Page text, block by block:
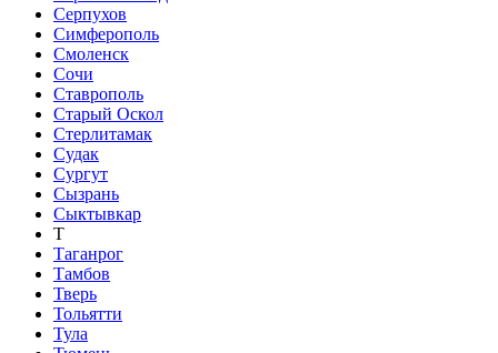
Серпухов
Симферополь
Смоленск
Сочи
Ставрополь
Старый Оскол
Стерлитамак
Судак
Сургут
Сызрань
Сыктывкар
Т
Таганрог
Тамбов
Тверь
Тольятти
Тула